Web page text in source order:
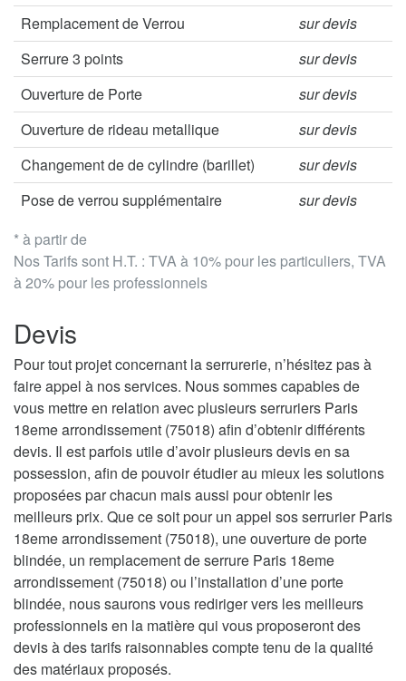
* à partir de
Nos Tarifs sont H.T. : TVA à 10% pour les particuliers, TVA
à 20% pour les professionnels
Remplacement de Verrou
sur devis
Serrure 3 points
sur devis
Ouverture de Porte
sur devis
Ouverture de rideau metallique
sur devis
Changement de de cylindre (barillet)
sur devis
Pose de verrou supplémentaire
sur devis
Devis
Pour tout projet concernant la serrurerie, n’hésitez pas à
faire appel à nos services. Nous sommes capables de
vous mettre en relation avec plusieurs serruriers Paris
18eme arrondissement (75018) afin d’obtenir différents
devis. Il est parfois utile d’avoir plusieurs devis en sa
possession, afin de pouvoir étudier au mieux les solutions
proposées par chacun mais aussi pour obtenir les
meilleurs prix. Que ce soit pour un appel sos serrurier Paris
18eme arrondissement (75018), une ouverture de porte
blindée, un remplacement de serrure Paris 18eme
arrondissement (75018) ou l’installation d’une porte
blindée, nous saurons vous rediriger vers les meilleurs
professionnels en la matière qui vous proposeront des
devis à des tarifs raisonnables compte tenu de la qualité
des matériaux proposés.